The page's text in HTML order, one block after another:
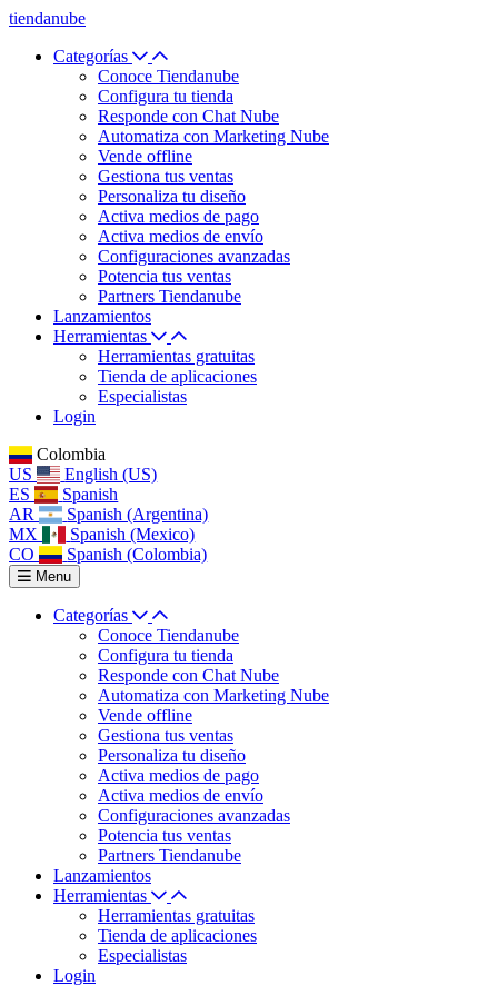
tiendanube
Categorías
Conoce Tiendanube
Configura tu tienda
Responde con Chat Nube
Automatiza con Marketing Nube
Vende offline
Gestiona tus ventas
Personaliza tu diseño
Activa medios de pago
Activa medios de envío
Configuraciones avanzadas
Potencia tus ventas
Partners Tiendanube
Lanzamientos
Herramientas
Herramientas gratuitas
Tienda de aplicaciones
Especialistas
Login
Colombia
US
English (US)
ES
Spanish
AR
Spanish (Argentina)
MX
Spanish (Mexico)
CO
Spanish (Colombia)
Menu
Categorías
Conoce Tiendanube
Configura tu tienda
Responde con Chat Nube
Automatiza con Marketing Nube
Vende offline
Gestiona tus ventas
Personaliza tu diseño
Activa medios de pago
Activa medios de envío
Configuraciones avanzadas
Potencia tus ventas
Partners Tiendanube
Lanzamientos
Herramientas
Herramientas gratuitas
Tienda de aplicaciones
Especialistas
Login